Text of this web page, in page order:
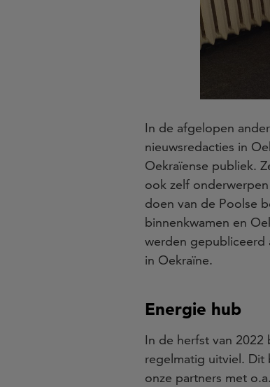
In de afgelopen
nieuwsredacties in
Oekraïense publiek.
ook zelf
doen van de Poolse
binnenkwamen en
werden gepubliceerd
in Oekraïne.
Energie hub
In de herfst van
regelmatig uitviel. Dit
onze partners met